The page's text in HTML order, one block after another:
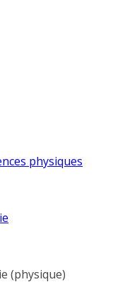
physiques
(physique)